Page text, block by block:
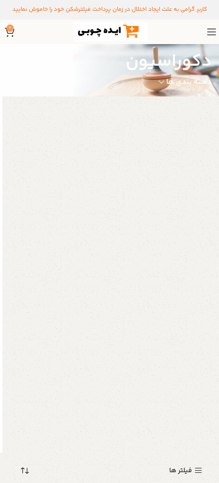
کاربر گرامی به علت ایجاد اختلال در زمان پرداخت فیلترشکن خود را خاموش نمایید
0
دکوراسیون
دسته بندی ها
فیلتر ها